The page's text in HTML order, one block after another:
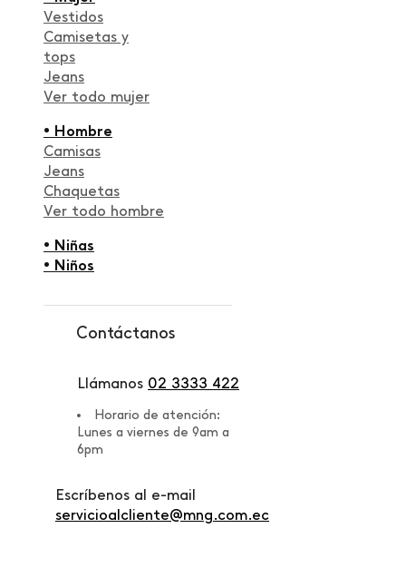
Vestidos
Camisetas y
tops
Jeans
Ver todo mujer
• Hombre
Camisas
Jeans
Chaquetas
Ver todo hombre
• Niñas
• Niños
Contáctanos
Llámanos 02 3333 422
Horario de atención:
Lunes a viernes de 9am a
6pm
Escríbenos al e-mail
servicioalcliente@mng.com.ec